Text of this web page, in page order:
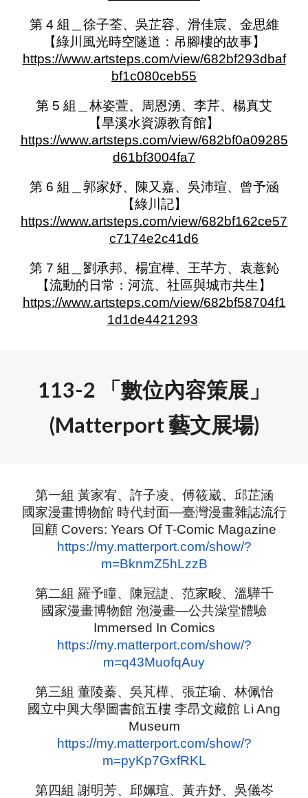
第 4 組＿徐子荃、吳芷容、滑佳宸、金思維
【綠川風光時空隧道：吊腳樓的故事】
https://www.artsteps.com/view/682bf293dbaf
bf1c080ceb55
第 5 組＿林姿萱、周恩湧、李芹、楊真艾
【旱溪水資源教育館】
https://www.artsteps.com/view/682bf0a09285
d61bf3004fa7
第 6 組＿郭家妤、陳又嘉、吳沛瑄、曾予涵
【綠川記】
https://www.artsteps.com/view/682bf162ce57
c7174e2c41d6
第 7 組＿劉承邦、楊宜樺、王芊方、袁薏鈊
【流動的日常：河流、社區與城市共生】
https://www.artsteps.com/view/682bf58704f1
1d1de4421293
113-2 「數位內容策展」
(Matterport 藝文展場)
第一組 黃家宥、許子凌、傅筱崴、邱芷涵
國家漫畫博物館 時代封面—臺灣漫畫雜誌流行
回顧 Covers: Years Of T-Comic Magazine
https://my.matterport.com/show/?
m=BknmZ5hLzzB
第二組 羅予瞳、陳冠誱、范家畯、溫驊千
國家漫畫博物館 泡漫畫—公共澡堂體驗
Immersed In Comics
https://my.matterport.com/show/?
m=q43MuofqAuy
第三組 董陵蓁、吳芃樺、張芷瑜、林佩怡
國立中興大學圖書館五樓 李昂文藏館 Li Ang
Museum
https://my.matterport.com/show/?
m=pyKp7GxfRKL
第四組 謝明芳、邱姵瑄、黃卉妤、吳儀岑